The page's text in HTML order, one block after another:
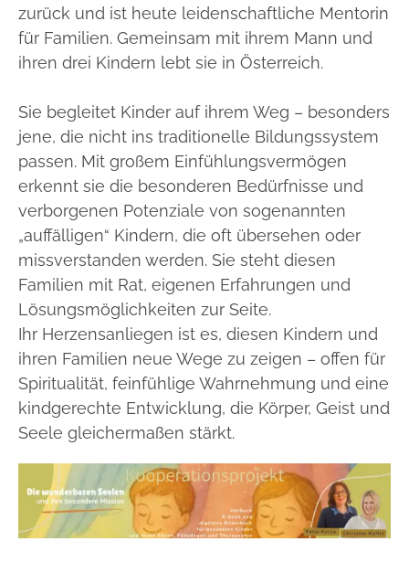
zurück und ist heute leidenschaftliche Mentorin
für Familien. Gemeinsam mit ihrem Mann und
ihren drei Kindern lebt sie in Österreich.
Sie begleitet Kinder auf ihrem Weg – besonders
jene, die nicht ins traditionelle Bildungssystem
passen. Mit großem Einfühlungsvermögen
erkennt sie die besonderen Bedürfnisse und
verborgenen Potenziale von sogenannten
„auffälligen“ Kindern, die oft übersehen oder
missverstanden werden. Sie steht diesen
Familien mit Rat, eigenen Erfahrungen und
Lösungsmöglichkeiten zur Seite.
Ihr Herzensanliegen ist es, diesen Kindern und
ihren Familien neue Wege zu zeigen – offen für
Spiritualität, feinfühlige Wahrnehmung und eine
kindgerechte Entwicklung, die Körper, Geist und
Seele gleichermaßen stärkt.